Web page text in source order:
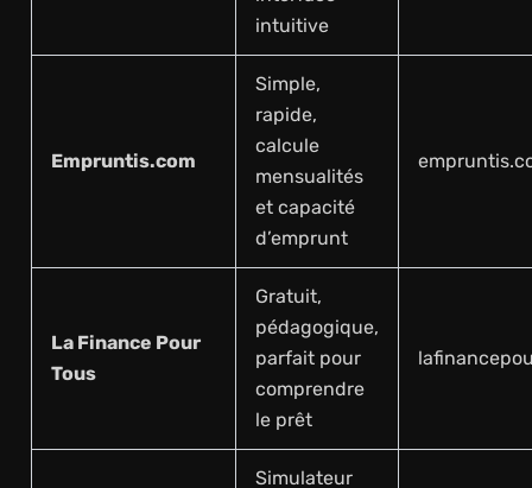
intuitive
Empruntis.com
Simple,
rapide,
calcule
mensualités
et capacité
d’emprunt
La Finance Pour
Tous
Gratuit,
pédagogique,
parfait pour
comprendre
le prêt
Simulateur